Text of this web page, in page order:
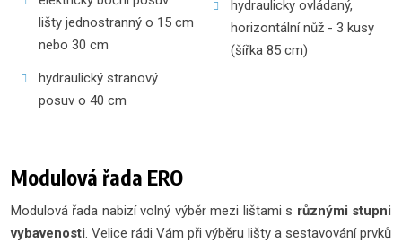
lišty jednostranný o 15 cm
nebo 30 cm
hydraulický stranový
posuv o 40 cm
hydraulicky ovládaný,
horizontální nůž - 3 kusy
(šířka 85 cm)
Modulová řada ERO
Modulová řada nabizí volný výběr mezi lištami s různými stupni
vybavenosti. Velice rádi Vám při výběru lišty a sestavování prvků